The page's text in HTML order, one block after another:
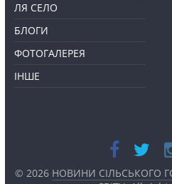
ЛЯ СЕЛО
БЛОГИ
ФОТОГАЛЕРЕЯ
ІНШЕ
© 2026 НОВИНИ СІЛЬСЬКОГО